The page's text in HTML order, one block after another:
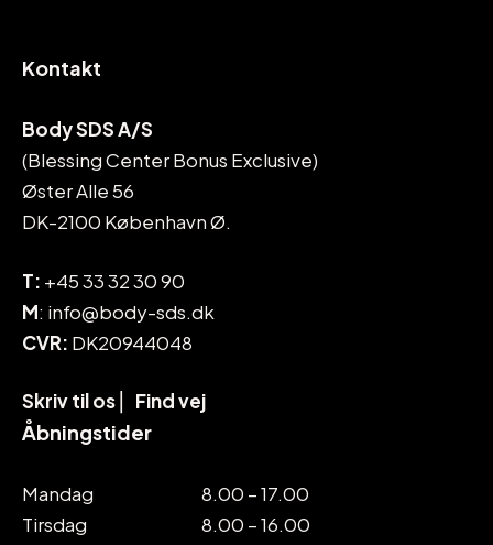
Kontakt
Body SDS A/S
(Blessing Center Bonus Exclusive)
Øster Alle 56
DK-2100 København Ø.
T: +45 33 32 30 90
M: info@body-sds.dk
CVR: DK20944048
Skriv til os Find vej
Åbningstider
Mandag
8.00 – 17.00
Tirsdag
8.00 – 16.00